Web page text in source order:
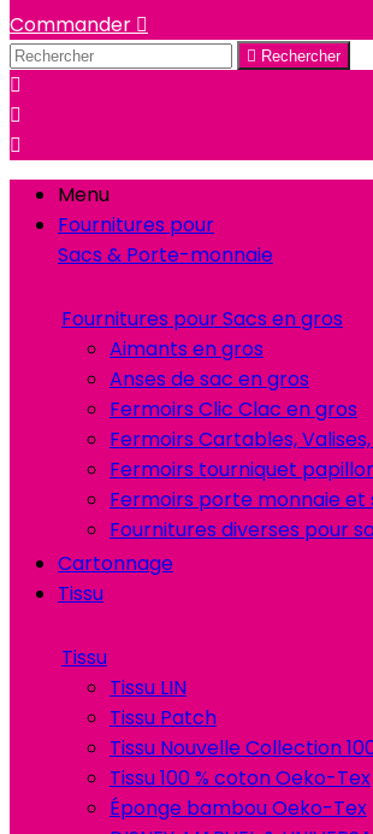
Commander 
 Rechercher



Menu
Fournitures pour
Sacs & Porte-monnaie
Fournitures pour Sacs en gros
Aimants en gros
Anses de sac en gros
Fermoirs Clic Clac en gros
Fermoirs Cartables,
Fermoirs tourniquet
Fermoirs porte monnaie et
Fournitures diverses pour
Cartonnage
Tissu
Tissu
Tissu LIN
Tissu Patch
Tissu Nouvelle Collection
Tissu 100 % coton Oeko-Tex
Éponge bambou Oeko-Tex